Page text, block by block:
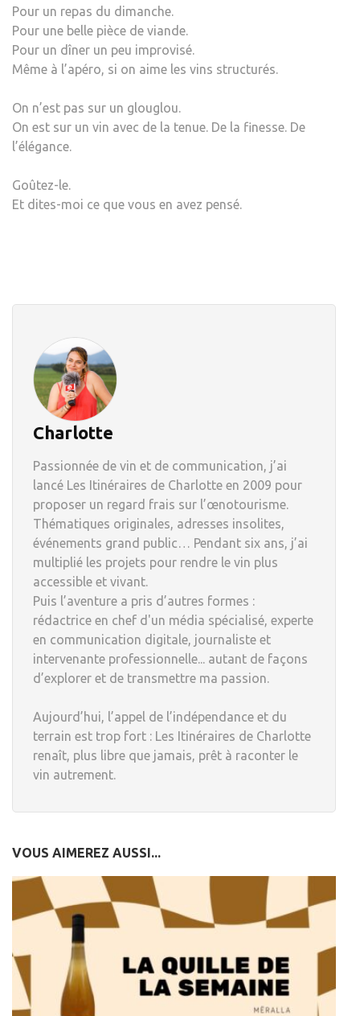
Pour un repas du dimanche.
Pour une belle pièce de viande.
Pour un dîner un peu improvisé.
Même à l’apéro, si on aime les vins structurés.
On n’est pas sur un glouglou.
On est sur un vin avec de la tenue. De la finesse. De
l’élégance.
Goûtez-le.
Et dites-moi ce que vous en avez pensé.
Charlotte
Passionnée de vin et de communication, j’ai
lancé Les Itinéraires de Charlotte en 2009 pour
proposer un regard frais sur l’œnotourisme.
Thématiques originales, adresses insolites,
événements grand public… Pendant six ans, j’ai
multiplié les projets pour rendre le vin plus
accessible et vivant.
Puis l’aventure a pris d’autres formes :
rédactrice en chef d'un média spécialisé, experte
en communication digitale, journaliste et
intervenante professionnelle... autant de façons
d’explorer et de transmettre ma passion.
Aujourd’hui, l’appel de l’indépendance et du
terrain est trop fort : Les Itinéraires de Charlotte
renaît, plus libre que jamais, prêt à raconter le
vin autrement.
VOUS AIMEREZ AUSSI...